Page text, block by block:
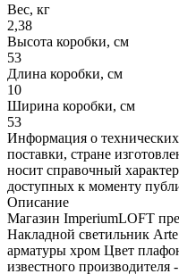
Вес, кг
2,38
Высота коробки, см
53
Длина коробки, см
10
Ширина коробки, см
53
Информация о технических
поставки, стране
носит справочный
доступных к моменту
Описание
Магазин ImperiumLOFT
Накладной светильник
арматуры хром Цвет
известного